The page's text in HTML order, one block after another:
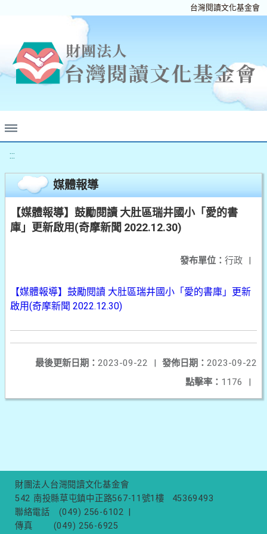
台灣閱讀文化基金會
:::
媒體報導
【媒體報導】鼓勵閱讀 大肚區瑞井國小「愛的書
庫」更新啟用(奇摩新聞 2022.12.30)
發布單位： 行政 |
【媒體報導】鼓勵閱讀 大肚區瑞井國小「愛的書庫」更新
啟用(奇摩新聞 2022.12.30)
發佈日期： 2023-09-22
最後更新日期： 2023-09-22
|
點擊率： 1176 |
財團法人台灣閱讀文化基金會
542 南投縣草屯鎮中正路567-11號1樓
45369493
聯絡電話
(049) 256-6102
傳真
(049) 256-6925